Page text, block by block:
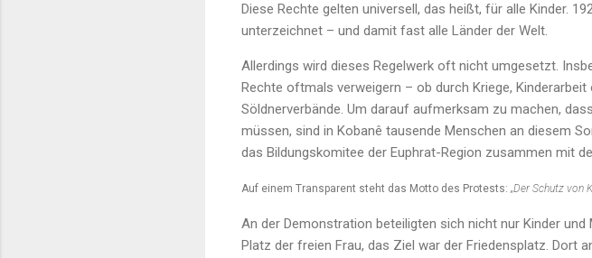
Diese Rechte gelten universell, das heißt, für alle Kinder.
unterzeichnet – und damit fast alle Länder der Welt.
Allerdings wird dieses Regelwerk oft nicht umgesetzt.
Rechte oftmals verweigern – ob durch Kriege,
Söldnerverbände. Um darauf aufmerksam zu machen,
müssen, sind in Kobanê tausende Menschen an diesem
das Bildungskomitee der Euphrat-Region zusammen mit
Auf einem Transparent steht das Motto des Protests: „Der Schutz von
An der Demonstration beteiligten sich nicht nur Kinder
Platz der freien Frau, das Ziel war der Friedensplatz. Dort